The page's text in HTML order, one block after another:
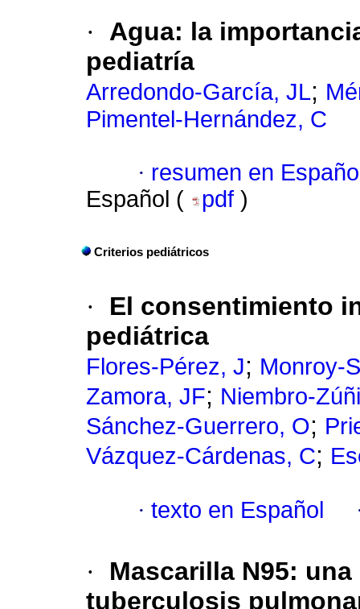
·
Agua: la
pediatría
Arredondo-García, JL;
Pimentel-Hernández, C
· resumen en
Español (
pdf )
Criterios pediátricos
·
El consentimiento
pediátrica
Flores-Pérez, J; Monroy-
Zamora, JF; Niembro-
Sánchez-Guerrero, O;
Vázquez-Cárdenas, C;
· texto en Español
·
Mascarilla N95:
tuberculosis